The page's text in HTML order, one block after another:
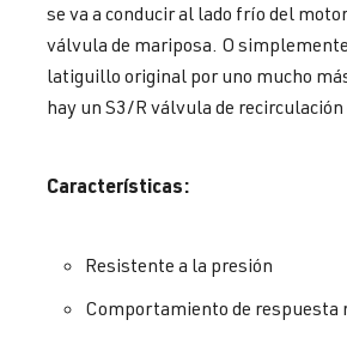
se va a conducir al lado frío del
válvula de mariposa. O
latiguillo original por uno mucho
hay un S3/R válvula de
Características:
Resistente a la presión
Comportamiento de respuesta